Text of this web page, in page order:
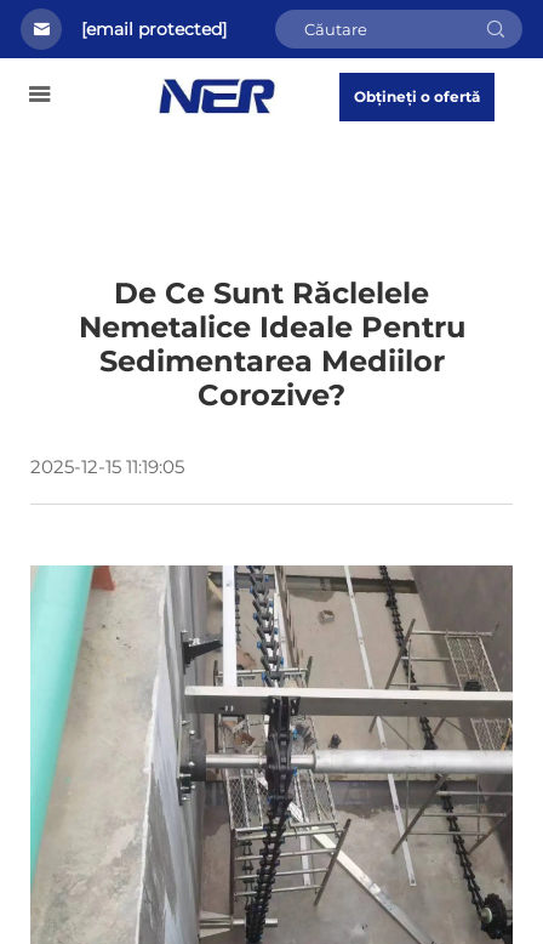
[email protected]
Obțineți o ofertă
De Ce Sunt Răclelele
Nemetalice Ideale Pentru
Sedimentarea Mediilor
Corozive?
2025-12-15 11:19:05